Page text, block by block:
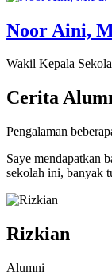
Noor Aini,
Wakil Kepala
Cerita
Pengalaman
Saye mendapatkan
sekolah ini, banyak
Rizkian
Alumni